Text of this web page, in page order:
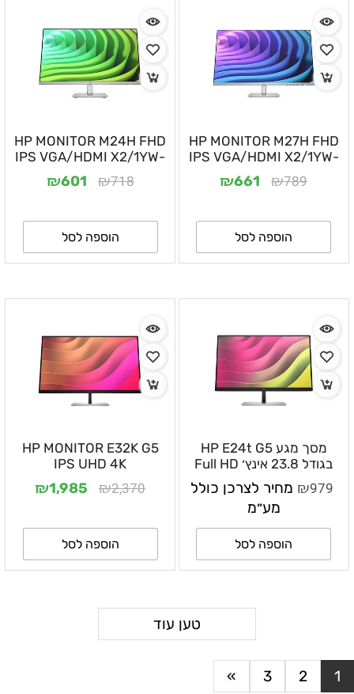
HP MONITOR M27H FHD
IPS VGA/HDMI X2/1YW-
Hige egasment
₪789
₪661
הוספה לסל
HP MONITOR M24H FHD
IPS VGA/HDMI X2/1YW-
Hige egasment
₪718
₪601
הוספה לסל
מסך מגע HP E24t G5
בגודל 23.8 אינץ׳ Full HD
IPS 75Hz עם מעמד
ארגונומי ו־5 שנות אחריות –
6N6E6E9#ABT
₪979
מחיר לצרכן כולל
מע״מ
הוספה לסל
HP MONITOR E32K G5
IPS UHD 4K
PIVOT+VESA
DP/HDMI/USBX4/USB-
₪2,370
₪1,985
הוספה לסל
טען עוד
1
2
3
»